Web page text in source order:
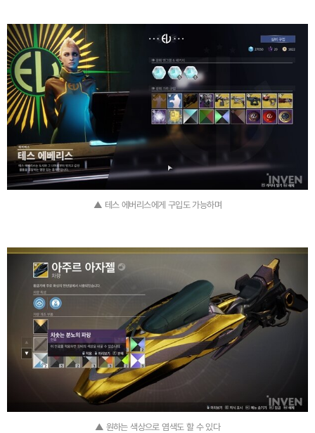
▲ 테스 에버리스에게 구입도 가능하며
▲ 원하는 색상으로 염색도 할 수 있다